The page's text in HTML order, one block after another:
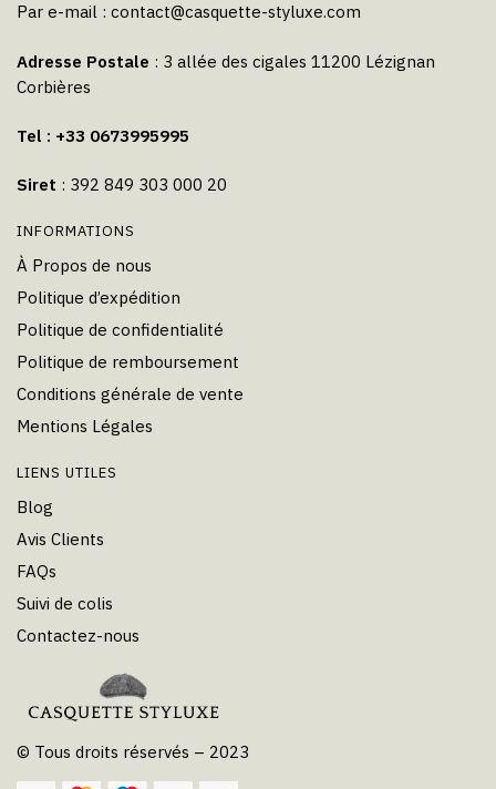
Par e-mail : contact@casquette-styluxe.com
Adresse Postale : 3 allée des cigales 11200 Lézignan
Corbières
Tel : +33 0673995995
Siret : 392 849 303 000 20
INFORMATIONS
À Propos de nous
Politique d’expédition
Politique de confidentialité
Politique de remboursement
Conditions générale de vente
Mentions Légales
LIENS UTILES
Blog
Avis Clients
FAQs
Suivi de colis
Contactez-nous
© Tous droits réservés – 2023